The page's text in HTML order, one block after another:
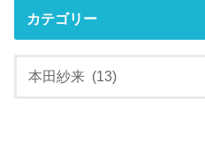
カテゴリー